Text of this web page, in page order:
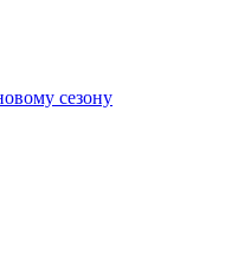
сезону